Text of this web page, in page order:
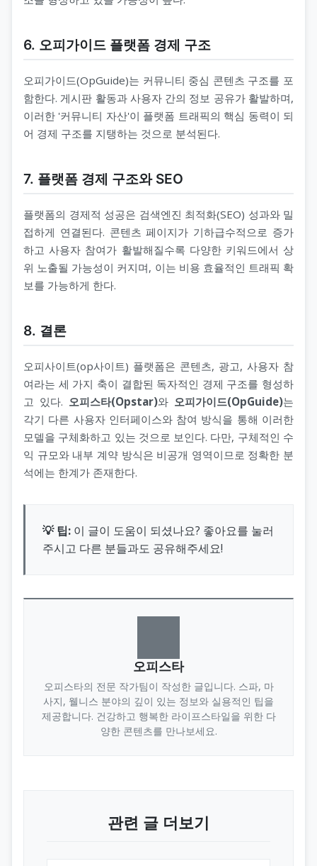
6. 오피가이드 플랫폼 경제 구조
오피가이드(OpGuide)는 커뮤니티 중심 콘텐츠 구조를 포
함한다. 게시판 활동과 사용자 간의 정보 공유가 활발하며,
이러한 '커뮤니티 자산'이 플랫폼 트래픽의 핵심 동력이 되
어 경제 구조를 지탱하는 것으로 분석된다.
7. 플랫폼 경제 구조와 SEO
플랫폼의 경제적 성공은 검색엔진 최적화(SEO) 성과와 밀
접하게 연결된다. 콘텐츠 페이지가 기하급수적으로 증가
하고 사용자 참여가 활발해질수록 다양한 키워드에서 상
위 노출될 가능성이 커지며, 이는 비용 효율적인 트래픽 확
보를 가능하게 한다.
8. 결론
오피사이트(op사이트) 플랫폼은 콘텐츠, 광고, 사용자 참
여라는 세 가지 축이 결합된 독자적인 경제 구조를 형성하
고 있다. 오피스타(Opstar)와 오피가이드(OpGuide)는
각기 다른 사용자 인터페이스와 참여 방식을 통해 이러한
모델을 구체화하고 있는 것으로 보인다. 다만, 구체적인 수
익 규모와 내부 계약 방식은 비공개 영역이므로 정확한 분
석에는 한계가 존재한다.
💡 팁: 이 글이 도움이 되셨나요? 좋아요를 눌러
주시고 다른 분들과도 공유해주세요!
오피스타
오피스타의 전문 작가팀이 작성한 글입니다. 스파, 마
사지, 웰니스 분야의 깊이 있는 정보와 실용적인 팁을
제공합니다. 건강하고 행복한 라이프스타일을 위한 다
양한 콘텐츠를 만나보세요.
관련 글 더보기